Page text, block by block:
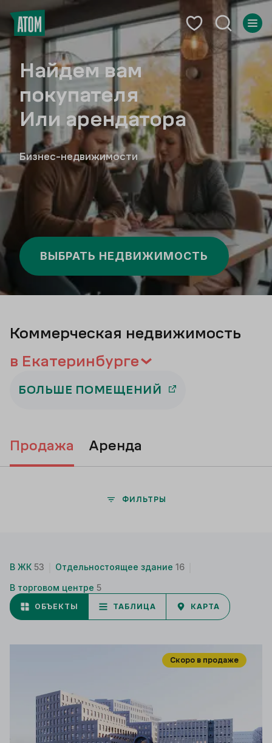
ПРОЕКТЕ
Найдем вам
покупателя
Или арендатора
Бизнес-недвижимости
ВЫБРАТЬ НЕДВИЖИМОСТЬ
Аренда
здания
В центре
ПОДРОБНЕЕ
Коммерческая недвижимость
в Екатеринбурге
БОЛЬШЕ ПОМЕЩЕНИЙ
Подбор
продажа аренда
ФИЛЬТРЫ
В ЖК 53 Отдельностоящее здание 16
В торговом центре 5
ОБЪЕКТЫ ТАБЛИЦА КАРТА
Скоро в продаже